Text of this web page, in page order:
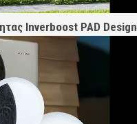
Inverboost PAD Design